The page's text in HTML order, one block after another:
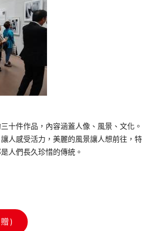
十件作品，內容涵蓋人像、風景、文化。
人感受活力，美麗的風景讓人想前往，特
人們長久珍惜的傳統。
)